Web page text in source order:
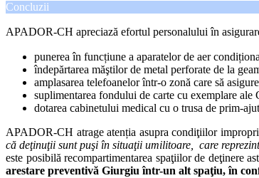
Concluzii
APADOR-CH apreciază efortul personalului în
punerea în funcțiune a aparatelor de aer
îndepărtarea măştilor de metal perforate de la
amplasarea telefoanelor într-o zonă care să
suplimentarea fondului de carte cu exemplare
dotarea cabinetului medical cu o trusa de prim-
APADOR-CH atrage atenția asupra condiţiilor
că deţinuţii sunt puşi în situaţii umilitoare, care
este posibilă recompartimentarea spaţiilor de deţinere
arestare preventivă Giurgiu într-un alt spaţiu, în